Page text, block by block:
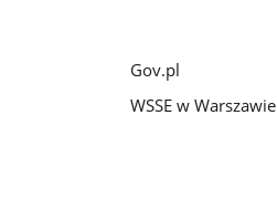
Gov.pl
WSSE w Warszawie